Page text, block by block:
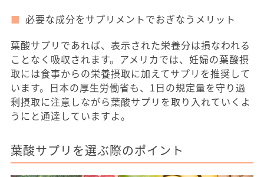
必要な成分をサプリメントでおぎなうメリット
葉酸サプリであれば、表示された栄養分は損なわれる
ことなく吸収されます。アメリカでは、妊婦の葉酸摂
取には食事からの栄養摂取に加えてサプリを推奨して
います。日本の厚生労働省も、1日の規定量を守り過
剰摂取に注意しながら葉酸サプリを取り入れていくよ
うにと通達していますよ。
葉酸サプリを選ぶ際のポイント